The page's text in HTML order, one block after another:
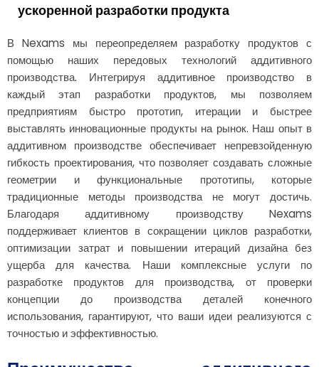
ускоренной разработки продукта
В Nexams мы переопределяем разработку продуктов с
помощью наших передовых технологий аддитивного
производства. Интегрируя аддитивное производство в
каждый этап разработки продуктов, мы позволяем
предприятиям быстро прототип, итерации и быстрее
выставлять инновационные продукты на рынок. Наш опыт в
аддитивном производстве обеспечивает непревзойденную
гибкость проектирования, что позволяет создавать сложные
геометрии и функциональные прототипы, которые
традиционные методы производства не могут достичь.
Благодаря аддитивному производству Nexams
поддерживает клиентов в сокращении циклов разработки,
оптимизации затрат и повышении итераций дизайна без
ущерба для качества. Наши комплексные услуги по
разработке продуктов для производства, от проверки
концепции до производства деталей конечного
использования, гарантируют, что ваши идеи реализуются с
точностью и эффективностью.